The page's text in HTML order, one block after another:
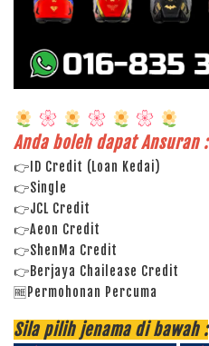
Anda boleh dapat Ansuran :
👉ID Credit (Loan Kedai)
👉Single
👉JCL Credit
👉Aeon Credit
👉ShenMa Credit
👉Berjaya Chailease Credit
🆓Permohonan Percuma
Sila pilih jenama di bawah :